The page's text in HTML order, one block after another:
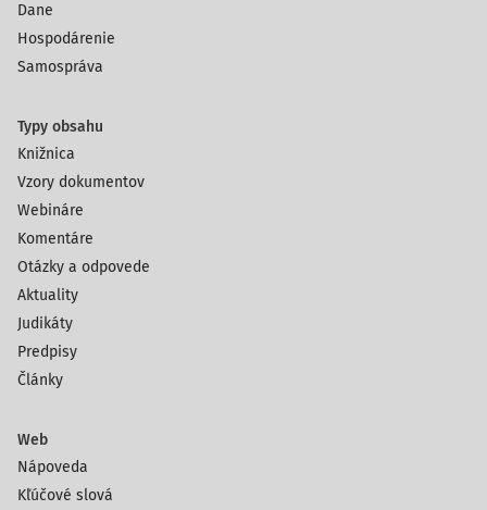
Dane
Hospodárenie
Samospráva
Typy obsahu
Knižnica
Vzory dokumentov
Webináre
Komentáre
Otázky a odpovede
Aktuality
Judikáty
Predpisy
Články
Web
Nápoveda
Kľúčové slová